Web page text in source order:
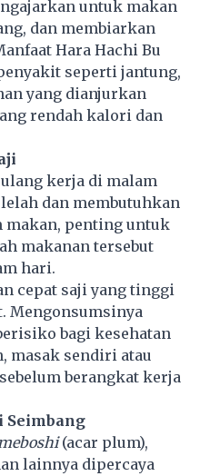
untuk makan
dan membiarkan
Hara Hachi Bu
seperti jantung,
yang dianjurkan
rendah kalori dan
kerja di malam
dan membutuhkan
makan, penting untuk
makanan tersebut
hari.
cepat saji yang tinggi
Mengonsumsinya
bagi kesehatan
masak sendiri atau
berangkat kerja
Seimbang
(acar plum),
lainnya dipercaya